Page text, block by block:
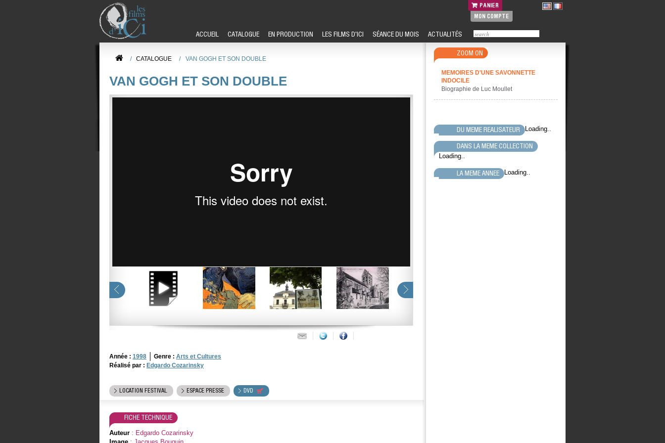
PANIER
MON COMPTE
ACCUEIL CATALOGUE EN PRODUCTION LES FILMS D'ICI SÉANCE DU MOIS ACTUALITÉS
/ CATALOGUE / VAN GOGH ET SON DOUBLE
VAN GOGH ET SON DOUBLE
Année : 1998 Genre : Arts et Cultures
Réalisé par : Edgardo Cozarinsky
LOCATION FESTIVAL ESPACE PRESSE DVD
FICHE TECHNIQUE
Auteur : Edgardo Cozarinsky
ZOOM ON
MEMOIRES D'UNE SAVONNETTE
INDOCILE
Biographie de Luc Moullet
DU MEME REALISATEUR Loading..
DANS LA MEME COLLECTION
Loading..
LA MEME ANNEE Loading..